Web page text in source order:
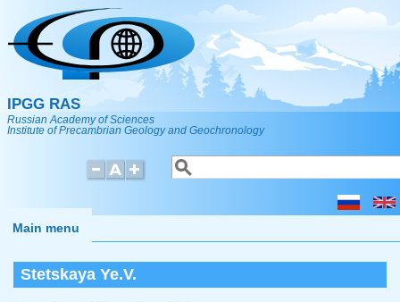
Skip to main content
IPGG RAS
Russian Academy of Sciences
Institute of Precambrian Geology and Geochronology
Search form
Search
Main menu
Stetskaya Ye.V.